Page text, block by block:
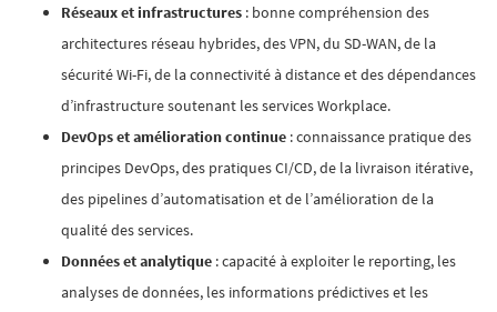
Réseaux et infrastructures : bonne compréhension des
architectures réseau hybrides, des VPN, du SD-WAN, de la
sécurité Wi-Fi, de la connectivité à distance et des dépendances
d’infrastructure soutenant les services Workplace.
DevOps et amélioration continue : connaissance pratique des
principes DevOps, des pratiques CI/CD, de la livraison itérative,
des pipelines d’automatisation et de l’amélioration de la
qualité des services.
Données et analytique : capacité à exploiter le reporting, les
analyses de données, les informations prédictives et les